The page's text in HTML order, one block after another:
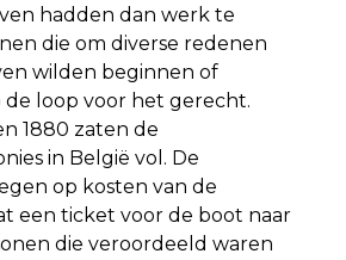
hadden dan werk te
die om diverse redenen
wilden beginnen of
loop voor het gerecht.
1880 zaten de
in België vol. De
op kosten van de
een ticket voor de boot naar
die veroordeeld waren